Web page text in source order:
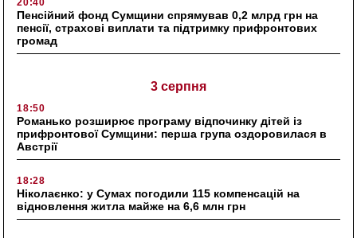
Пенсійний фонд Сумщини спрямував 0,2 млрд грн на
пенсії, страхові виплати та підтримку прифронтових
громад
3 серпня
18:50
Романько розширює програму відпочинку дітей із
прифронтової Сумщини: перша група оздоровилася в
Австрії
18:28
Ніколаєнко: у Сумах погодили 115 компенсацій на
відновлення житла майже на 6,6 млн грн